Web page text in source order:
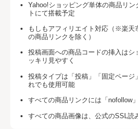
Yahoo!ショッピング単体の商品リ
トにて搭載予定
もしもアフィリエイト対応（※楽天
の商品リンクを除く）
投稿画面への商品コードの挿入はシ
ッキリ見やすく
投稿タイプは「投稿」「固定ページ
れでも使用可能
すべての商品リンクには「nofollow
すべての商品画像は、公式のSSL読